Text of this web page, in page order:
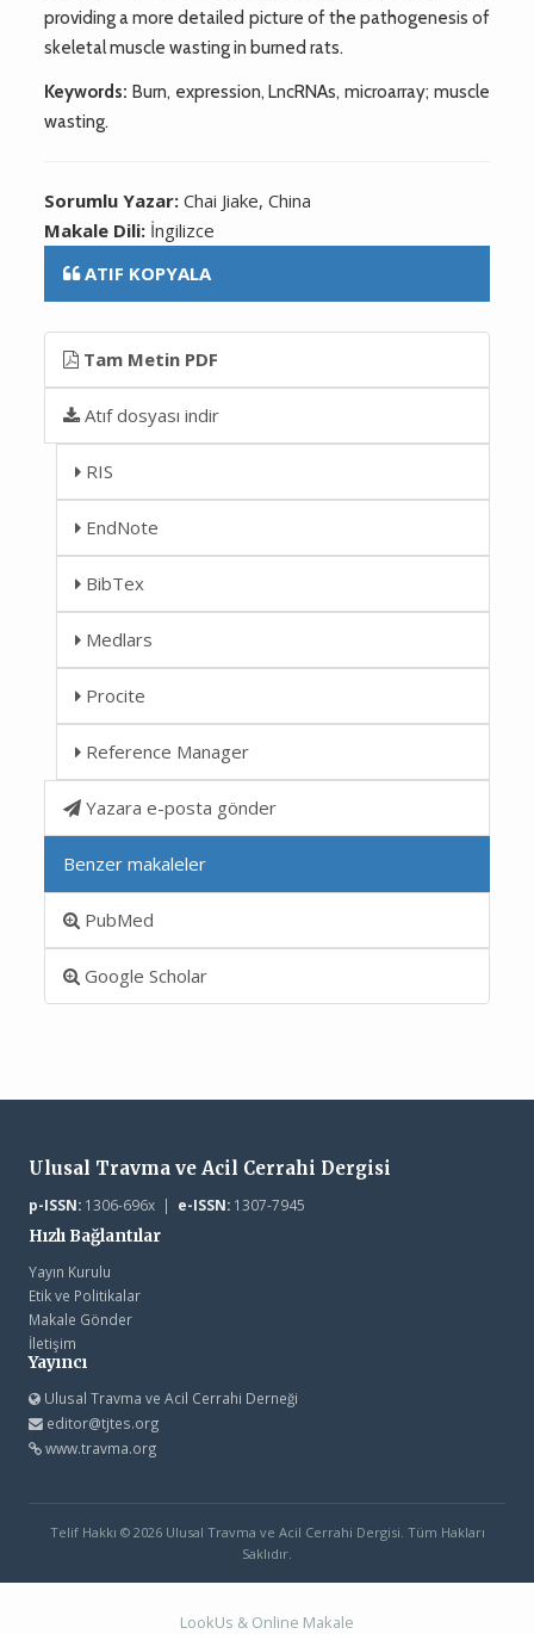
providing a more detailed picture of the pathogenesis of
skeletal muscle wasting in burned rats.
Keywords: Burn, expression, LncRNAs, microarray; muscle
wasting.
Sorumlu Yazar:Chai Jiake, China
Makale Dili: İngilizce
ATIF KOPYALA
Tam Metin PDF
Atıf dosyası indir
RIS
EndNote
BibTex
Medlars
Procite
Reference Manager
Yazara e-posta gönder
Benzer makaleler
PubMed
Google Scholar
Ulusal Travma ve Acil Cerrahi Dergisi
p-ISSN:1306-696x | e-ISSN:1307-7945
Hızlı Bağlantılar
Yayın Kurulu
Etik ve Politikalar
Makale Gönder
İletişim
Yayıncı
Ulusal Travma ve Acil Cerrahi Derneği
editor@tjtes.org
www.travma.org
Telif Hakkı © 2026 Ulusal Travma ve Acil Cerrahi Dergisi. Tüm Hakları
Saklıdır.
LookUs & Online Makale